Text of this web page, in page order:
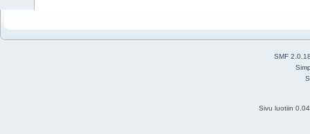
SMF
Sivu luotiin